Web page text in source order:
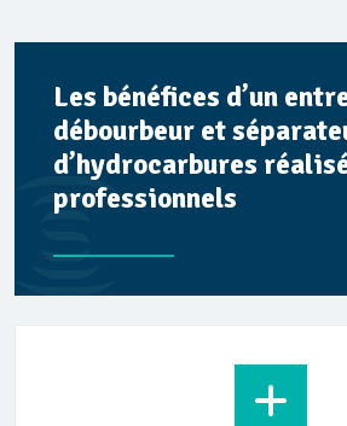
Les bénéfices d’un
débourbeur et
d’hydrocarbures
professionnels